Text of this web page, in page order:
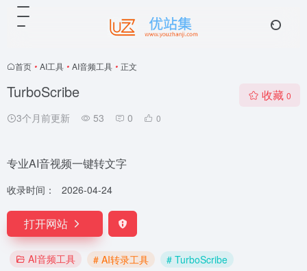
首页 • AI工具 • AI音频工具 • 正文
TurboScribe
3个月前更新 53 0 0
收藏 0
专业AI音视频一键转文字
收录时间： 2026-04-24
打开网站
AI音频工具 # AI转录工具
# TurboScribe